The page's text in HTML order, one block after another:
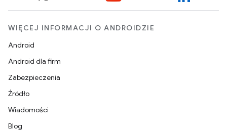
WIĘCEJ INFORMACJI O ANDROIDZIE
Android
Android dla firm
Zabezpieczenia
Źródło
Wiadomości
Blog